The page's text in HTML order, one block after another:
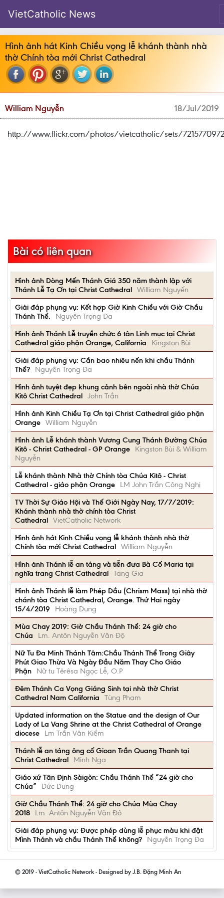
VietCatholic News
Hình ảnh hát Kinh Chiều vọng lễ khánh thành nhà
thờ Chính tòa mới Christ Cathedral
William Nguyễn 18/Jul/2019
http://www.flickr.com/photos/vietcatholic/sets/
Bài có liên quan
Hình ảnh Dòng Mến Thánh Giá 350 năm thành lập với
Thánh Lễ Tạ Ơn tại Christ Cathedral William Nguyến
Giải đáp phụng vụ: Kết hợp Giờ Kinh Chiều với Giờ Chầu
Thánh Thể.
Nguyễn Trọng Đa
Hình ảnh Thánh Lễ truyền chức 6 tân Linh mục tại Christ
Cathedral giáo phận Orange, California
Kingston Bùi
Giải đáp phụng vụ: Cần bao nhiêu nến khi chầu Thánh
Thể?
Nguyễn Trọng Đa
Hình ảnh tuyệt đẹp khung cảnh bên ngoài nhà thờ Chúa
Kitô Christ Cathedral John Trần
Hình ảnh Kinh Chiều Tạ Ơn tại Christ Cathedral giáo phận
Orange William Nguyễn
Hình ảnh Lễ khánh thành Vương Cung Thánh Đường Chúa
Kitô - Christ Cathedral - GP Orange
Kingston Bùi & William
Nguyễn
Lễ khánh thành Nhà thờ Chính tòa Chúa Kitô - Christ
Cathedral - giáo phận Orange
LM John Trần Công Nghị
TV Thời Sự Giáo Hội và Thế Giới Ngày Nay, 17/7/2019:
Khánh thành nhà thờ chính tòa Christ
Cathedral VietCatholic Network
Hình ảnh hát Kinh Chiều vọng lễ khánh thành nhà thờ
Chính tòa mới Christ Cathedral William Nguyễn
Hình ảnh Thánh lễ an táng và tiễn đưa Bà Cố Maria tại
nghĩa trang Christ Cathedral Tang Gia
Hình ảnh Thánh lễ làm Phép Dầu (Chrism Mass) tại nhà thờ
chánh tòa Christ Cathedral, Orange. Thứ Hai ngày
15/4/2019
Hoàng Dung
Mùa Chay 2019: Giờ Chầu Thánh Thể: 24 giờ cho
Chúa
Lm. Antôn Nguyễn Văn Độ
Nữ Tu Đa Minh Thánh Tâm:Chầu Thánh Thể Trong Giây
Phút Giao Thừa Và Ngày Đầu Năm Thay Cho Giáo
Phận
Nữ tu Têrêsa Ngọc Lễ, O.P
Đêm Thánh Ca Vọng Giáng Sinh tại nhà thờ Christ
Cathedral Nam California
Tùng Phạm
Updated information on the Statue and the design of Our
Lady of La Vang Shrine at the Christ Cathedral of Orange
diocese
Lm Trần Văn Kiểm
Thánh lễ an táng ông cố Gioan Trần Quang Thanh tại
Christ Cathedral
Minh Nga
Giáo xứ Tân Định Sàigòn: Chầu Thánh Thể “24 giờ cho
Chúa”
Đức Dũng
Giờ Chầu Thánh Thể: 24 giờ cho Chúa Mùa Chay
2018
Lm. Antôn Nguyễn Văn Độ
Giải đáp phụng vụ: Được phép dùng lễ phục màu khi đặt
Mình Thánh và chầu Thánh Thể không?
Nguyễn Trọng Đa
© 2019 - VietCatholic Network - Designed by J.B. Đặng Minh An